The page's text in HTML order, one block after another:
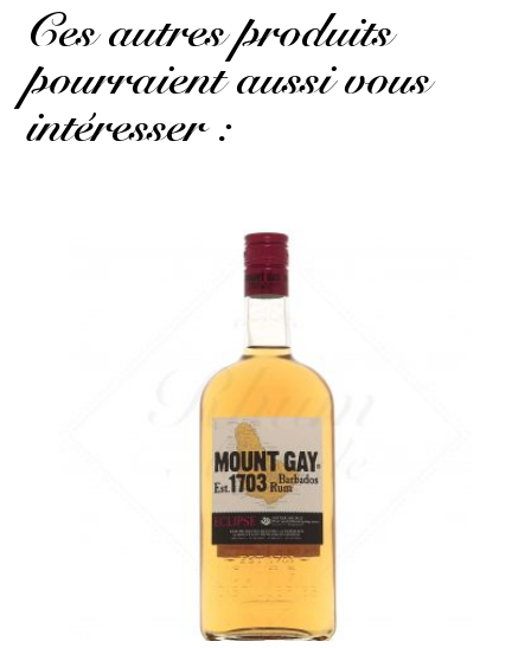
Ces autres produits
pourraient aussi vous
intéresser :